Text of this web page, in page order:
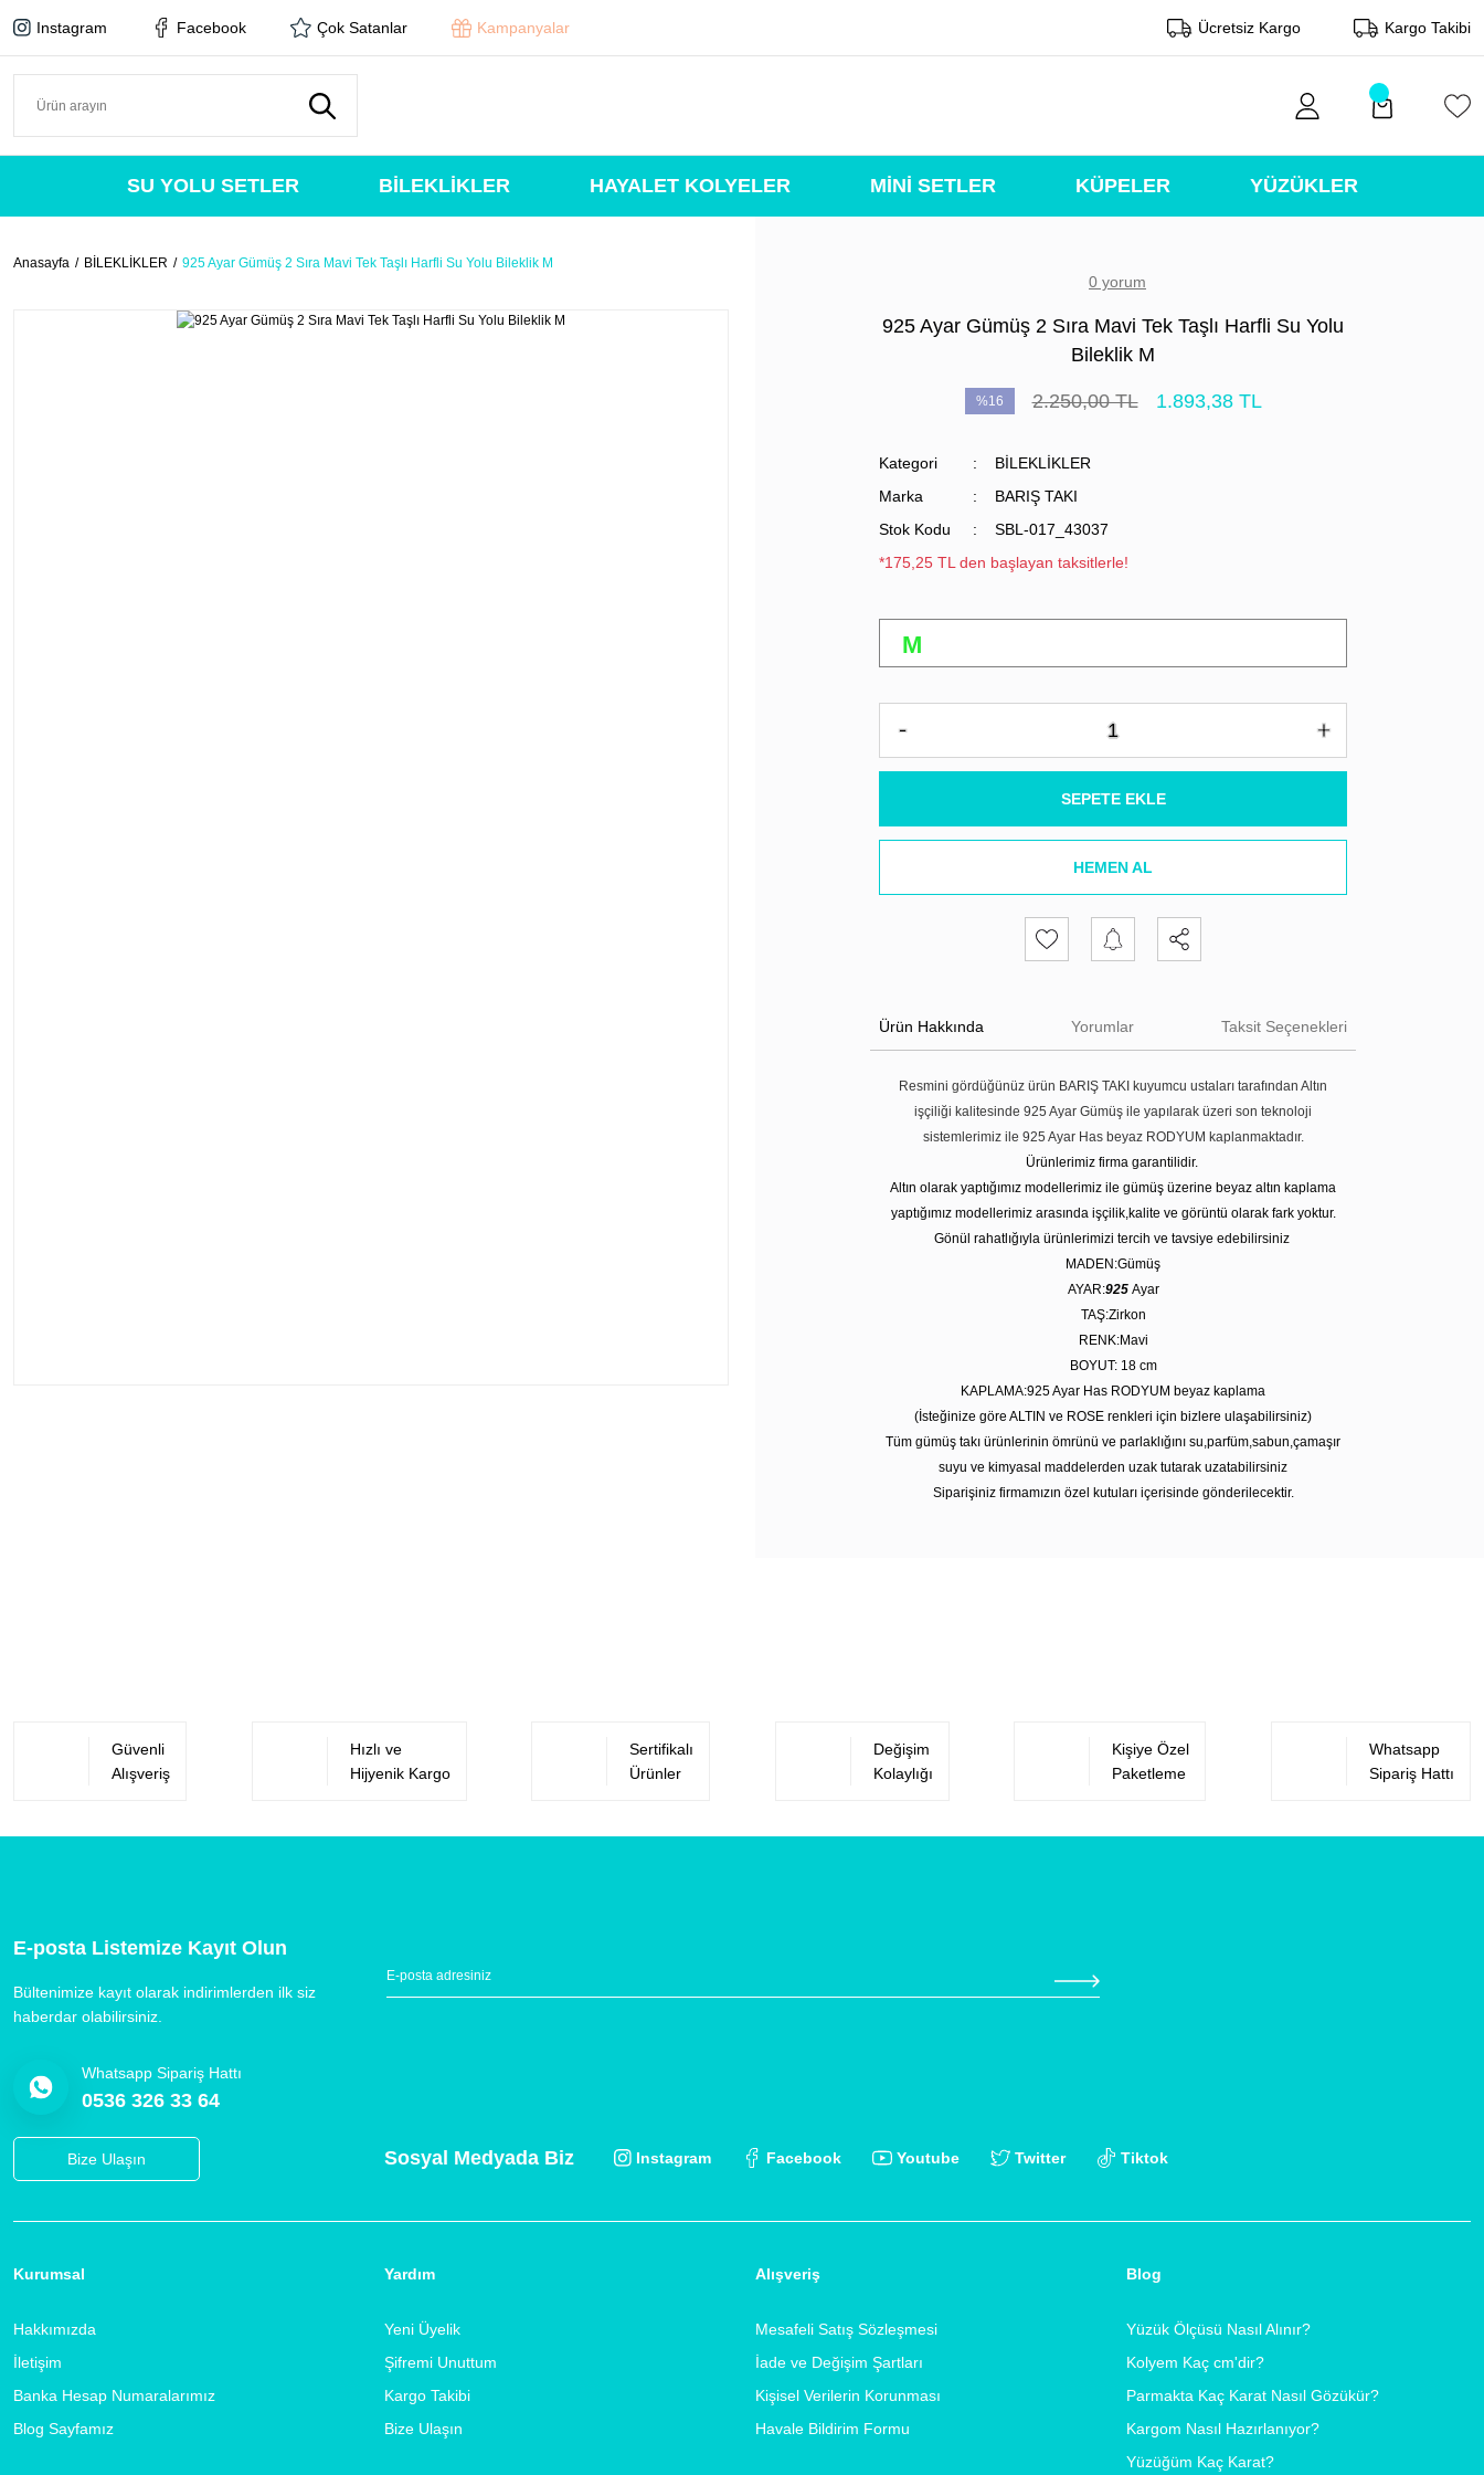
Instagram Facebook Çok Satanlar Kampanyalar Ücretsiz Kargo Kargo Takibi
SU YOLU SETLER BİLEKLİKLER HAYALET KOLYELER MİNİ SETLER KÜPELER YÜZÜKLER
Anasayfa BİLEKLİKLER 925 Ayar Gümüş 2 Sıra Mavi Tek Taşlı Harfli Su Yolu Bileklik M
0 yorum
925 Ayar Gümüş 2 Sıra Mavi Tek Taşlı Harfli Su Yolu
Bileklik M
%16 2.250,00 TL 1.893,38 TL
Kategori
BİLEKLİKLER
Marka
BARIŞ TAKI
Stok Kodu
SBL-017_43037
*175,25 TL den başlayan taksitlerle!
SEPETE EKLE
HEMEN AL
Ürün Hakkında Yorumlar Taksit Seçenekleri
Resmini gördüğünüz ürün BARIŞ TAKI kuyumcu ustaları tarafından Altın
işçiliği kalitesinde 925 Ayar Gümüş ile yapılarak üzeri son teknoloji
sistemlerimiz ile 925 Ayar Has beyaz RODYUM kaplanmaktadır.
Ürünlerimiz firma garantilidir.
Altın olarak yaptığımız modellerimiz ile gümüş üzerine beyaz altın kaplama
yaptığımız modellerimiz arasında işçilik,kalite ve görüntü olarak fark yoktur.
Gönül rahatlığıyla ürünlerimizi tercih ve tavsiye edebilirsiniz
MADEN:Gümüş
AYAR:925 Ayar
TAŞ:Zirkon
RENK:Mavi
BOYUT: 18 cm
KAPLAMA:925 Ayar Has RODYUM beyaz kaplama
(İsteğinize göre ALTIN ve ROSE renkleri için bizlere ulaşabilirsiniz)
Tüm gümüş takı ürünlerinin ömrünü ve parlaklığını su,parfüm,sabun,çamaşır
suyu ve kimyasal maddelerden uzak tutarak uzatabilirsiniz
Siparişiniz firmamızın özel kutuları içerisinde gönderilecektir.
Güvenli
Alışveriş
Hızlı ve
Hijyenik Kargo
Sertifikalı
Ürünler
Değişim
Kolaylığı
Kişiye Özel
Paketleme
Whatsapp
Sipariş Hattı
E-posta Listemize Kayıt Olun
Bültenimize kayıt olarak indirimlerden ilk siz
haberdar olabilirsiniz.
Whatsapp Sipariş Hattı
0536 326 33 64
Bize Ulaşın Sosyal Medyada Biz Instagram Facebook Youtube Twitter Tiktok
Kurumsal
Hakkımızda
İletişim
Banka Hesap Numaralarımız
Blog Sayfamız
Yardım
Yeni Üyelik
Şifremi Unuttum
Kargo Takibi
Bize Ulaşın
Alışveriş
Mesafeli Satış Sözleşmesi
İade ve Değişim Şartları
Kişisel Verilerin Korunması
Havale Bildirim Formu
Blog
Yüzük Ölçüsü Nasıl Alınır?
Kolyem Kaç cm'dir?
Parmakta Kaç Karat Nasıl Gözükür?
Kargom Nasıl Hazırlanıyor?
Yüzüğüm Kaç Karat?